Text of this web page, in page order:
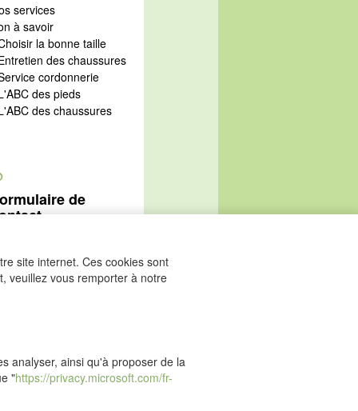
site internet. Ces cookies sont
veuillez vous remporter à notre
analyser, ainsi qu'à proposer de la
"https://privacy.microsoft.com/fr-
services
à savoir
la bonne taille
des chaussures
cordonnerie
des pieds
des chaussures
de